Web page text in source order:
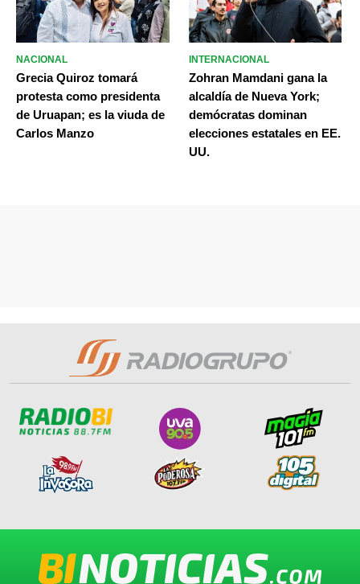
NACIONAL
Grecia Quiroz tomará
protesta como presidenta
de Uruapan; es la viuda de
Carlos Manzo
INTERNACIONAL
Zohran Mamdani gana la
alcaldía de Nueva York;
demócratas dominan
elecciones estatales en EE.
UU.